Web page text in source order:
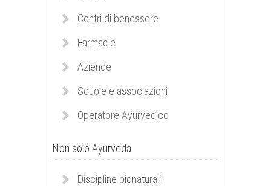
Centri di benessere
Farmacie
Aziende
Scuole e associazioni
Operatore Ayurvedico
Non solo Ayurveda
Discipline bionaturali